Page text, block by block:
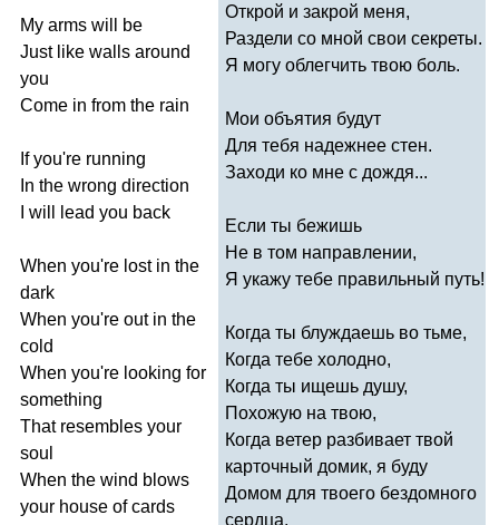
My arms will
be
Just like walls around
you
Come in from the rain
If you're running
In the wrong direction
will lead you back
When you're lost in the
dark
When you're out in the
cold
When you're looking for
something
That resembles your
soul
When the wind blows
your house of cards
Открой и закрой меня,
Раздели со мной свои секреты.
Я могу облегчить твою боль.
Мои объятия будут
Для тебя надежнее стен.
Заходи ко мне с дождя...
Если ты бежишь
Не в том направлении,
Я укажу тебе правильный путь!
Когда ты блуждаешь во тьме,
Когда тебе холодно,
Когда ты ищешь душу,
Похожую на твою,
Когда ветер разбивает твой
карточный домик, я буду
Домом для твоего бездомного
сердца.